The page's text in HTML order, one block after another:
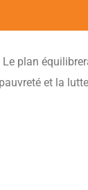
plan
et la